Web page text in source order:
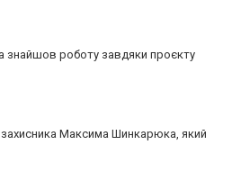
знайшов роботу завдяки проєкту
захисника Максима Шинкарюка, який